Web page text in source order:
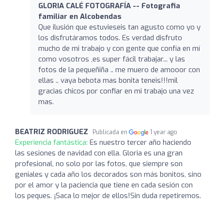
GLORIA CALÉ FOTOGRAFÍA -- Fotografia
familiar en Alcobendas
Que ilusión que estuvieseis tan agusto como yo y
los disfrutáramos todos. Es verdad disfruto
mucho de mi trabajo y con gente que confía en mí
como vosotros ,es super fácil trabajar... y las
fotos de la pequeñiña .. me muero de amooor con
ellas .. vaya bebota mas bonita teneis!!!mil
gracias chicos por confiar en mi trabajo una vez
mas.
BEATRIZ RODRIGUEZ Publicada en 1 year ago
Experiencia fantástica: Es nuestro tercer año haciendo
las sesiones de navidad con ella. Gloria es una gran
profesional, no solo por las fotos, que siempre son
geniales y cada año los decorados son más bonitos, sino
por el amor y la paciencia que tiene en cada sesión con
los peques. ¡Saca lo mejor de ellos!Sin duda repetiremos.